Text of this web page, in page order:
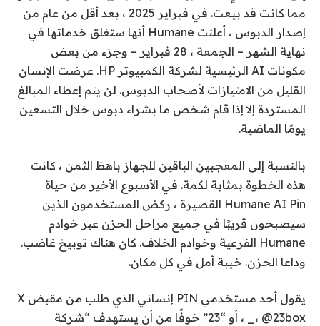
مما كانت قد بيعت. في فبراير 2025 ، بعد أقل من عام من
إصدار الدبوس ، أعلنت Humane أنها ستغلق خدماتها في
نهاية الشهر – الجمعة ، 28 فبراير – وجزء من بعض
مكونات AI الرئيسية لشركة الكمبيوتر HP. عرضت الإنسان
القليل من الامتيازات لأصحاب الدبوس. لن يتم إعطاء المبالغ
المستردة إلا إذا قام شخص ما بشراء دبوس خلال التسعين
يومًا الماضية.
بالنسبة إلى المعجبين الباقين للجهاز باهظ الثمن ، كانت
هذه الخطوة بمثابة لكمة. في الأسبوع الأخير من حياة
Humane AI Pin القصيرة ، ركض المستخدمون الذين
سيصبحون قريبًا في جميع مراحل الحزن عبر خوادم
Humane الفرعية وخوادم الخلاف. كان هناك توبيخ غاضب.
وداعا الحزن. خيبة أمل في كل مكان.
يقول أحد مستخدمي PIN إنساني الذي طلب من مقبض X
، @23box_ ، أو “23” خوفًا من أن يستهدف “شركة